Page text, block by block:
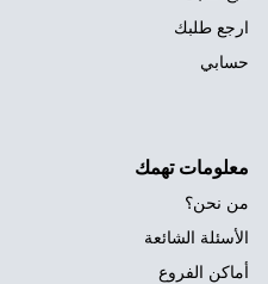
ارجع طلبك
حسابي
معلومات تهمك
من نحن؟
الأسئلة الشائعة
أماكن الفروع